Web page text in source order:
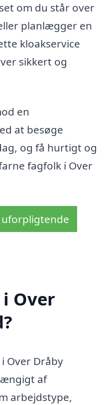
om du står over
planlægger en
kloakservice
sikkert og
en
at besøge
og få hurtigt og
fagfolk i Over
uforpligtende
Over
Over Dråby
af
arbejdstype,